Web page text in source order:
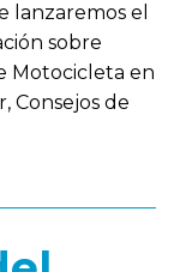
el
sobre
Motocicleta en
Consejos de